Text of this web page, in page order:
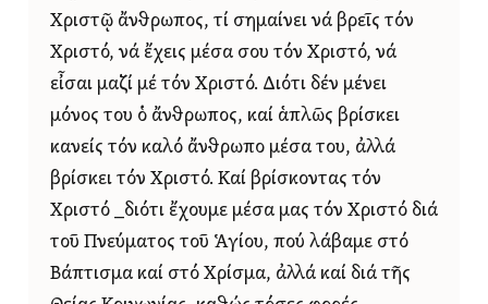
Χριστῷ ἄνθρωπος, τί σημαίνει νά βρεῖς τόν
Χριστό, νά ἔχεις μέσα σου τόν Χριστό, νά
εἶσαι μαζί μέ τόν Χριστό. Διότι δέν μένει
μόνος του ὁ ἄνθρωπος, καί ἁπλῶς βρίσκει
κανείς τόν καλό ἄνθρωπο μέσα του, ἀλλά
βρίσκει τόν Χριστό. Καί βρίσκοντας τόν
Χριστό _διότι ἔχουμε μέσα μας τόν Χριστό διά
τοῦ Πνεύματος τοῦ Ἁγίου, πού λάβαμε στό
Βάπτισμα καί στό Χρίσμα, ἀλλά καί διά τῆς